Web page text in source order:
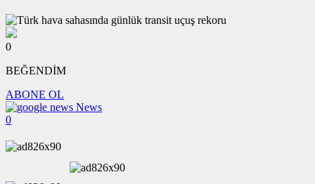
0
BEĞENDİM
ABONE OL
News
0